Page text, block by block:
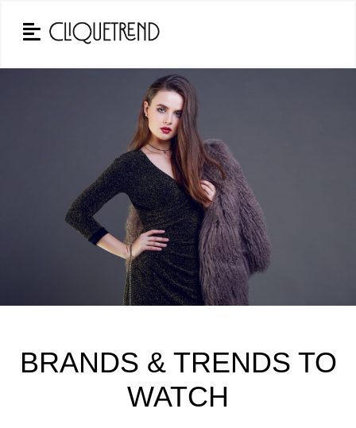
BRANDS & TRENDS TO
WATCH